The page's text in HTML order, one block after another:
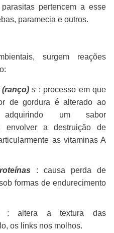
parasitas pertencem a esse
paramecia e outros.
surgem reações
s : processo em que
de gordura é alterado ao
um sabor
envolver a destruição de
as vitaminas A
: causa perda de
formas de endurecimento
: altera a textura das
os links nos molhos.